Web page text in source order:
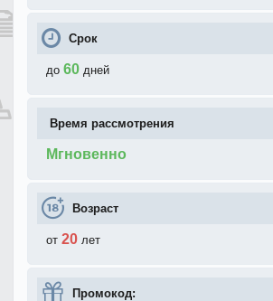
Срок
до 60 дней
Время рассмотрения
Мгновенно
Возраст
от 20 лет
Промокод: